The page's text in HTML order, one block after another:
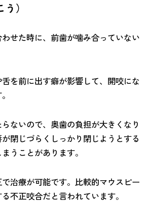
）
せた時に、前歯が噛み合っていない
を前に出す癖が影響して、開咬にな
ないので、奥歯の負担が大きくなり
閉じづらくしっかり閉じようとする
うことがあります。
治療が可能です。比較的マウスピー
不正咬合だと言われています。